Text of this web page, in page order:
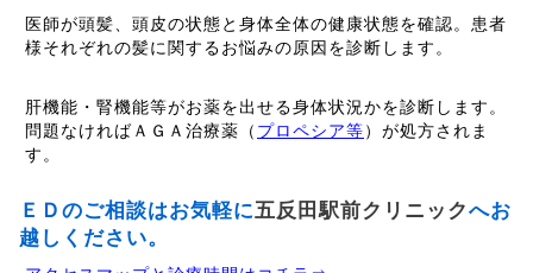
医師が頭髪、頭皮の状態と身体全体の健康状態を確認。患者
様それぞれの髪に関するお悩みの原因を診断します。
肝機能・腎機能等がお薬を出せる身体状況かを診断します。
問題なければＡＧＡ治療薬（ プロペシア等 ）が処方されま
す。
ＥＤのご相談はお気軽に五反田駅前クリニックへお
越しください。